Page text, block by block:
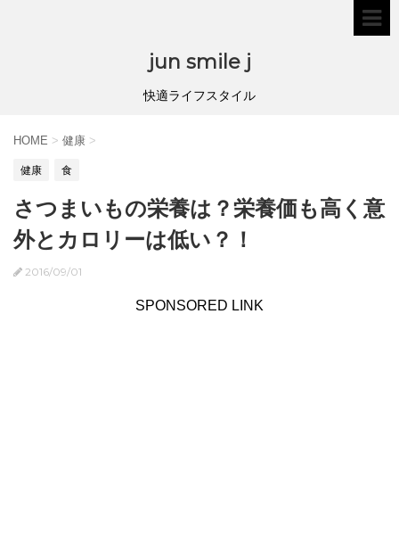
jun smile j
快適ライフスタイル
HOME > 健康 >
健康 食
さつまいもの栄養は？栄養価も高く意
外とカロリーは低い？！
2016/09/01
SPONSORED LINK